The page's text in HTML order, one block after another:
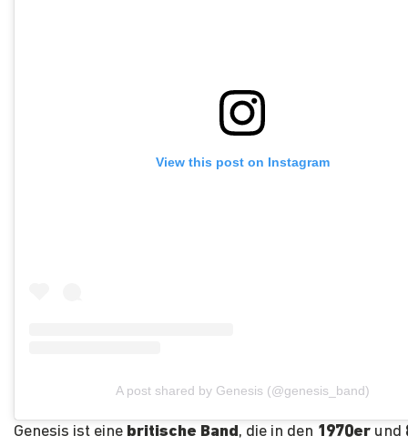
View this post on Instagram
A post shared by Genesis (@genesis_band)
Genesis ist eine britische Band, die in den 1970er und